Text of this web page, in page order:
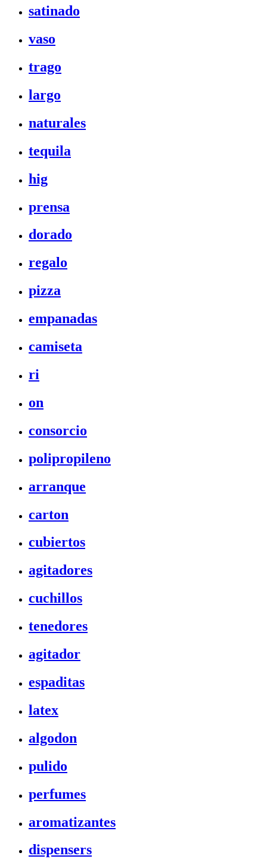
satinado
vaso
trago
largo
naturales
tequila
hig
prensa
dorado
regalo
pizza
empanadas
camiseta
ri
on
consorcio
polipropileno
arranque
carton
cubiertos
agitadores
cuchillos
tenedores
agitador
espaditas
latex
algodon
pulido
perfumes
aromatizantes
dispensers